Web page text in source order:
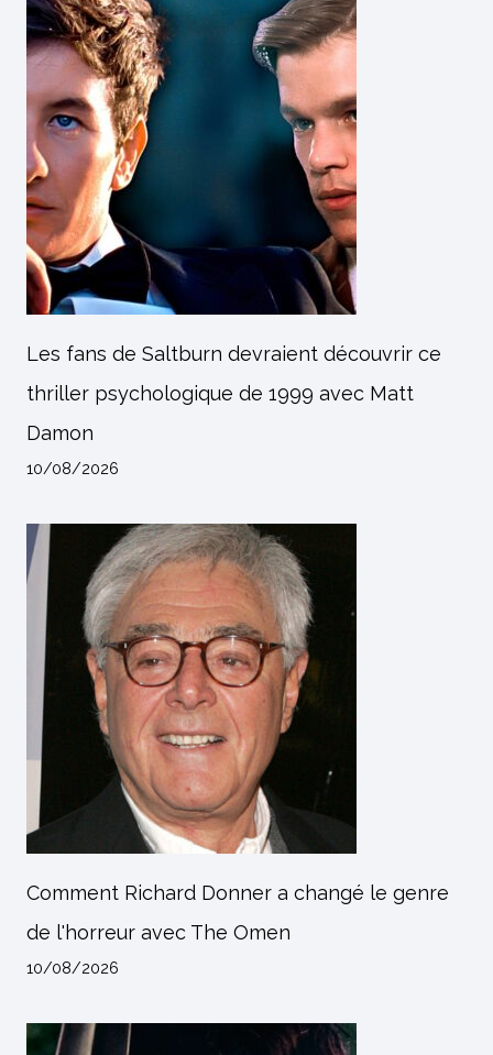
Les fans de Saltburn devraient découvrir ce
thriller psychologique de 1999 avec Matt
Damon
10/08/2026
Comment Richard Donner a changé le genre
de l'horreur avec The Omen
10/08/2026